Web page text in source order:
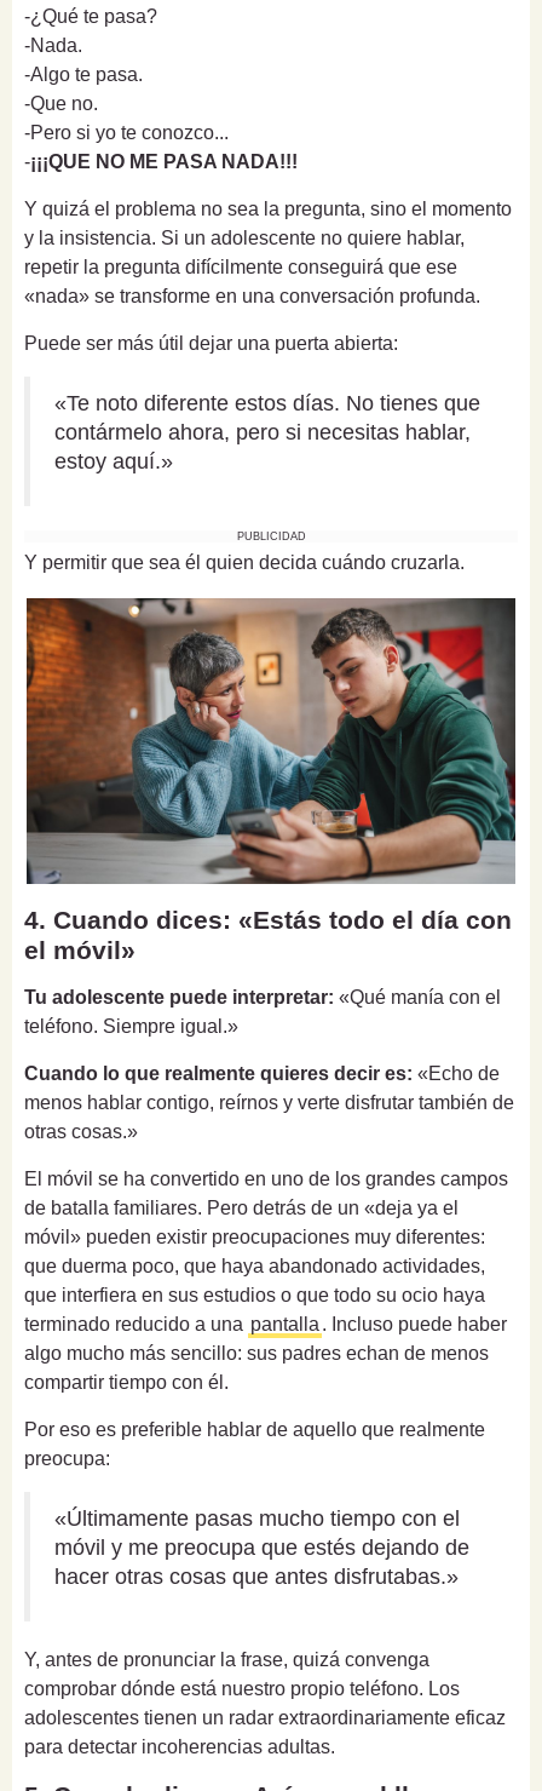
-¿Qué te pasa?
-Nada.
-Algo te pasa.
-Que no.
-Pero si yo te conozco...
-¡¡¡QUE NO ME PASA NADA!!!
Y quizá el problema no sea la pregunta, sino el momento
y la insistencia. Si un adolescente no quiere hablar,
repetir la pregunta difícilmente conseguirá que ese
«nada» se transforme en una conversación profunda.
Puede ser más útil dejar una puerta abierta:
«Te noto diferente estos días. No tienes que
contármelo ahora, pero si necesitas hablar,
estoy aquí.»
PUBLICIDAD
Y permitir que sea él quien decida cuándo cruzarla.
4. Cuando dices: «Estás todo el día con
el móvil»
Tu adolescente puede interpretar: «Qué manía con el
teléfono. Siempre igual.»
Cuando lo que realmente quieres decir es: «Echo de
menos hablar contigo, reírnos y verte disfrutar también de
otras cosas.»
El móvil se ha convertido en uno de los grandes campos
de batalla familiares. Pero detrás de un «deja ya el
móvil» pueden existir preocupaciones muy diferentes:
que duerma poco, que haya abandonado actividades,
que interfiera en sus estudios o que todo su ocio haya
terminado reducido a una pantalla . Incluso puede haber
algo mucho más sencillo: sus padres echan de menos
compartir tiempo con él.
Por eso es preferible hablar de aquello que realmente
preocupa:
«Últimamente pasas mucho tiempo con el
móvil y me preocupa que estés dejando de
hacer otras cosas que antes disfrutabas.»
Y, antes de pronunciar la frase, quizá convenga
comprobar dónde está nuestro propio teléfono. Los
adolescentes tienen un radar extraordinariamente eficaz
para detectar incoherencias adultas.